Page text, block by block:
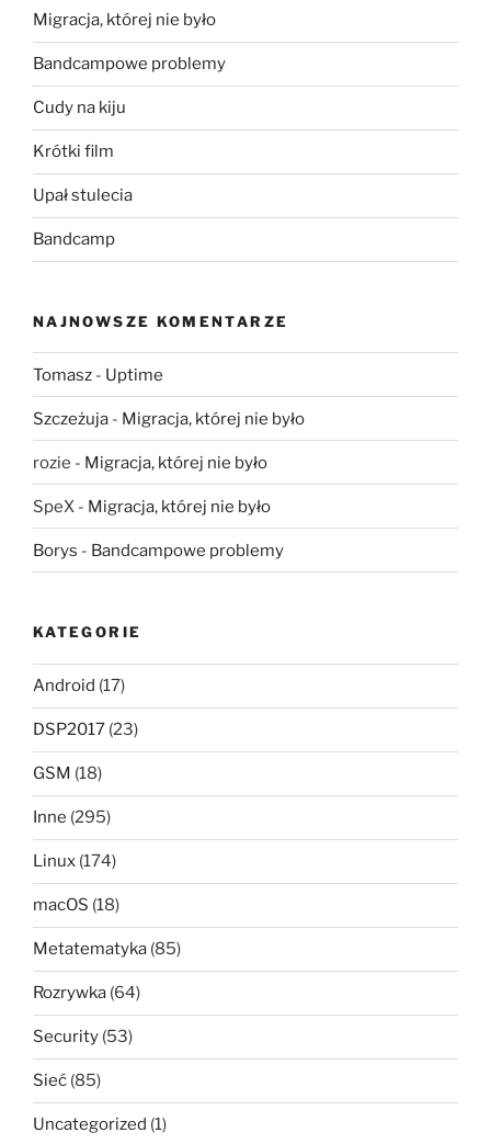
Migracja, której nie było
Bandcampowe problemy
Cudy na kiju
Krótki film
Upał stulecia
Bandcamp
NAJNOWSZE KOMENTARZE
Tomasz - Uptime
Szczeżuja - Migracja, której nie było
rozie - Migracja, której nie było
SpeX - Migracja, której nie było
Borys - Bandcampowe problemy
KATEGORIE
Android (17)
DSP2017 (23)
GSM (18)
Inne (295)
Linux (174)
macOS (18)
Metatematyka (85)
Rozrywka (64)
Security (53)
Sieć (85)
Uncategorized (1)